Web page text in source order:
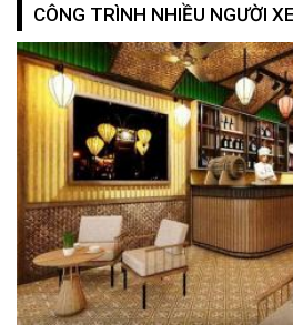
CÔNG TRÌNH NHIỀU NGƯỜI